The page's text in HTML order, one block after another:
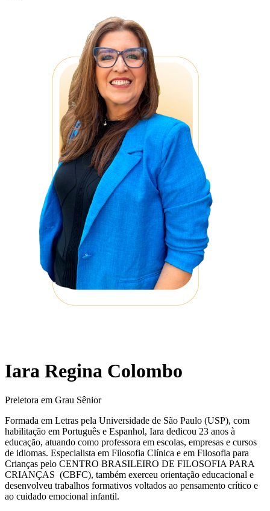
Iara Regina Colombo
Preletora em Grau Sênior
Formada em Letras pela Universidade de São Paulo (USP), com
habilitação em Português e Espanhol, Iara dedicou 23 anos à
educação, atuando como professora em escolas, empresas e cursos
de idiomas. Especialista em Filosofia Clínica e em Filosofia para
Crianças pelo CENTRO BRASILEIRO DE FILOSOFIA PARA
CRIANÇAS (CBFC), também exerceu orientação educacional e
desenvolveu trabalhos formativos voltados ao pensamento crítico e
ao cuidado emocional infantil.